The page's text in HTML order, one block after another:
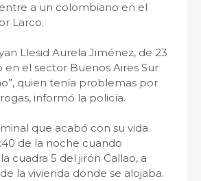
a un colombiano en el
Larco.
Llesid Aurela Jiménez, de 23
en el sector Buenos Aires Sur
quien tenía problemas por
informó la policía.
que acabó con su vida
de la noche cuando
cuadra 5 del jirón Callao, a
la vivienda donde se alojaba.